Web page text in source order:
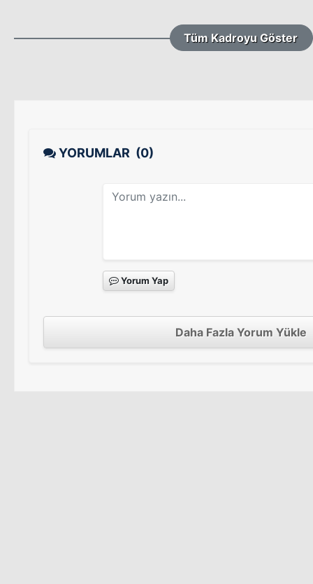
Tüm Kadroyu Göster
YORUMLAR (0)
Yorum Yap
Daha Fazla Yorum Yükle